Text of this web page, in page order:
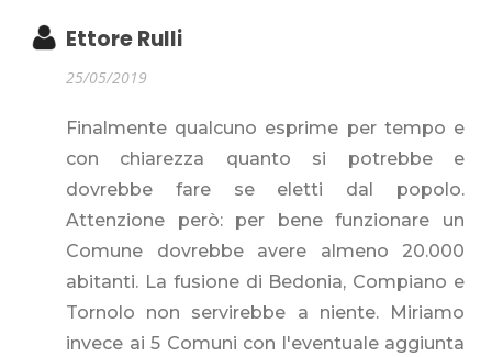
Ettore Rulli
25/05/2019
Finalmente qualcuno esprime per tempo e
con chiarezza quanto si potrebbe e
dovrebbe fare se eletti dal popolo.
Attenzione però: per bene funzionare un
Comune dovrebbe avere almeno 20.000
abitanti. La fusione di Bedonia, Compiano e
Tornolo non servirebbe a niente. Miriamo
invece ai 5 Comuni con l'eventuale aggiunta